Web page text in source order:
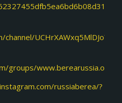
groups/www.berearussia.org/
russiaberea/?